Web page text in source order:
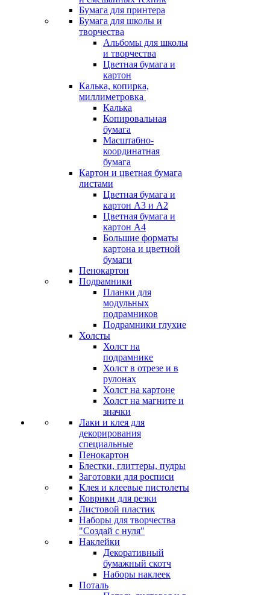
Бумага для принтера
Бумага для школы и
творчества
Альбомы для школы
и творчества
Цветная бумага и
картон
Калька, копирка,
миллиметровка
Калька
Копировальная
бумага
Масштабно-
координатная
бумага
Картон и цветная бумага
листами
Цветная бумага и
картон А3 и А2
Цветная бумага и
картон А4
Большие форматы
картона и цветной
бумаги
Пенокартон
Подрамники
Планки для
модульных
подрамников
Подрамники глухие
Холсты
Холст на
подрамнике
Холст в отрезе и в
рулонах
Холст на картоне
Холст на магните и
значки
Лаки и клея для
декорирования
специальные
Пенокартон
Блестки, глиттеры, пудры
Заготовки для росписи
Клея и клеевые пистолеты
Коврики для резки
Листовой пластик
Наборы для творчества
"Создай с нуля"
Наклейки
Декоративный
бумажный скотч
Наборы наклеек
Поталь